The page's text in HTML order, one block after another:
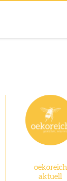
oekoreich
aktuell